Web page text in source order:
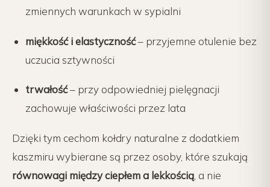
zmiennych warunkach w sypialni
miękkość i elastyczność– przyjemne otulenie bez
uczucia sztywności
trwałość– przy odpowiedniej pielęgnacji
zachowuje właściwości przez lata
Dzięki tym cechom kołdry naturalne z dodatkiem
kaszmiru wybierane są przez osoby, które szukają
równowagi między ciepłem a lekkością , a nie